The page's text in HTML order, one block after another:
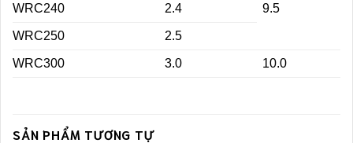
9.5
WRC240 2.4
WRC250 2.5
WRC300 3.0 10.0
SẢN PHẨM TƯƠNG TỰ